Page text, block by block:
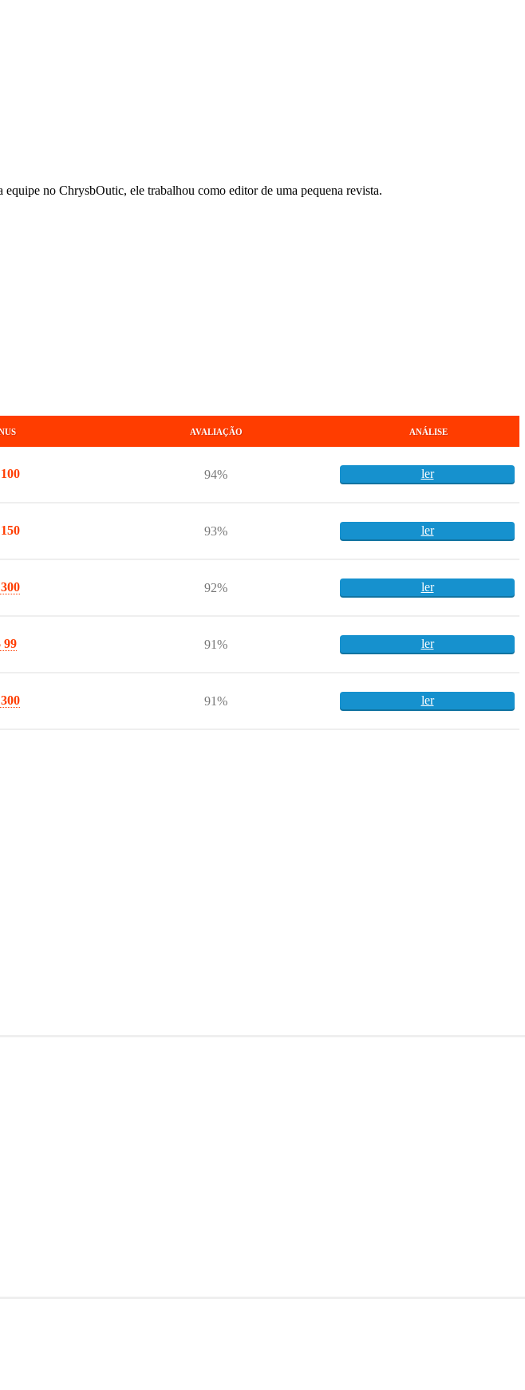
no ChrysbOutic, ele trabalhou como editor de uma pequena revista.
AVALIAÇÃO ANÁLISE
94% ler
93% ler
92% ler
99 91% ler
91% ler